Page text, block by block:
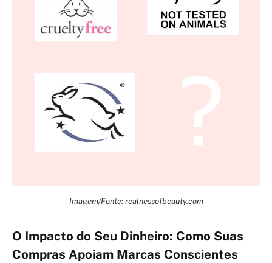
Imagem/Fonte: realnessofbeauty.com
O Impacto do Seu Dinheiro: Como Suas
Compras Apoiam Marcas Conscientes